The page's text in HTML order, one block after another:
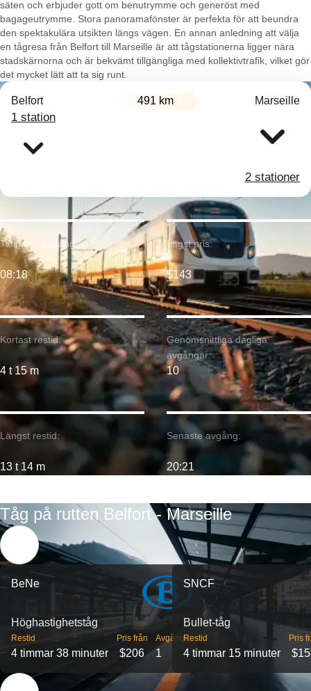
säten och erbjuder gott om benutrymme och generöst med
bagageutrymme. Stora panoramafönster är perfekta för att beundra
den spektakulära utsikten längs vägen. En annan anledning att välja
en tågresa från Belfort till Marseille är att tågstationerna ligger nära
stadskärnorna och är bekvämt tillgängliga med kollektivtrafik, vilket gör
det mycket lätt att ta sig runt.
Belfort 491 km Marseille
1 station
2 stationer
Kortast restid:
4 t 15 m
Tidigaste avgång:
08:18
Längst restid:
13 t 14 m
Lägst pris:
$143
Genomsnittliga dagliga
avgångar:
10
Senaste avgång:
20:21
Tåg på rutten Belfort - Marseille
BeNe
Höghastighetståg
Restid
4 timmar 38 minuter
Pris från
$206
Avgångar
1
SNCF
Bullet-tåg
Restid
4 timmar 15 minuter
Pris